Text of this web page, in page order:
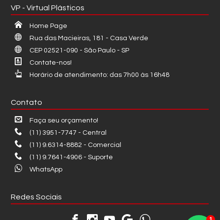
VP - Virtual Plásticos
Home Page
Rua das Macieiras, 181 - Casa Verde
CEP 02521-090 - São Paulo - SP
Contate-nos!
Horário de atendimento: das 7h00 às 16h48
Contato
Faça seu orçamento!
(11) 3951-7747 - Central
(11) 9.6314-8882 - Comercial
(11) 9.7641-4906 - Suporte
WhatsApp
Redes Sociais